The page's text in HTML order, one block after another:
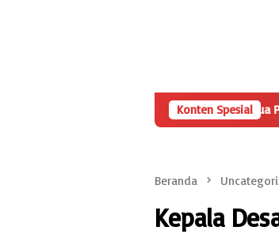
Konten Spesial
GPPR11 Bidik Dua Pos Anggaran
Beranda
Kepala